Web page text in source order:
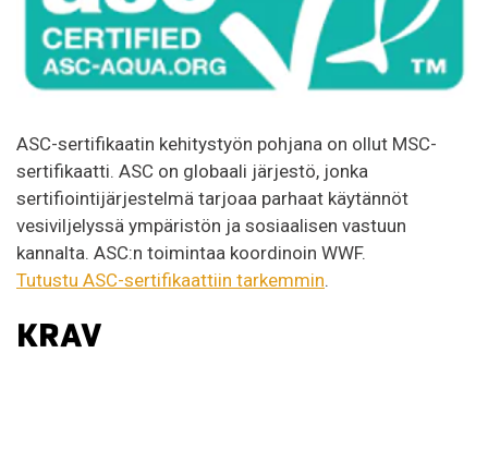
ASC-sertifikaatin kehitystyön pohjana on ollut MSC-
sertifikaatti. ASC on globaali järjestö, jonka
sertifiointijärjestelmä tarjoaa parhaat käytännöt
vesiviljelyssä ympäristön ja sosiaalisen vastuun
kannalta. ASC:n toimintaa koordinoin WWF.
Tutustu ASC-sertifikaattiin tarkemmin.
KRAV